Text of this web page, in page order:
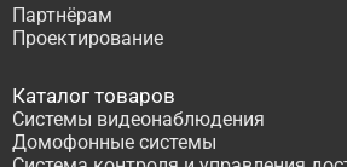
Партнёрам
Проектирование
Каталог товаров
Системы видеонаблюдения
Домофонные системы